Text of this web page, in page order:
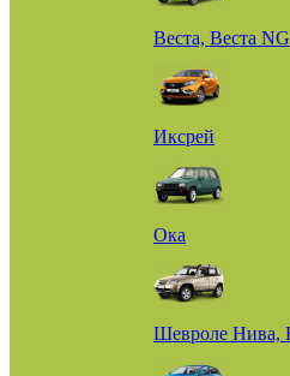
Веста, Веста NG
Иксрей
Ока
Шевроле Нива,